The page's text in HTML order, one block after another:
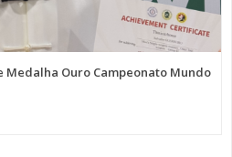
Medalha Ouro Campeonato Mundo